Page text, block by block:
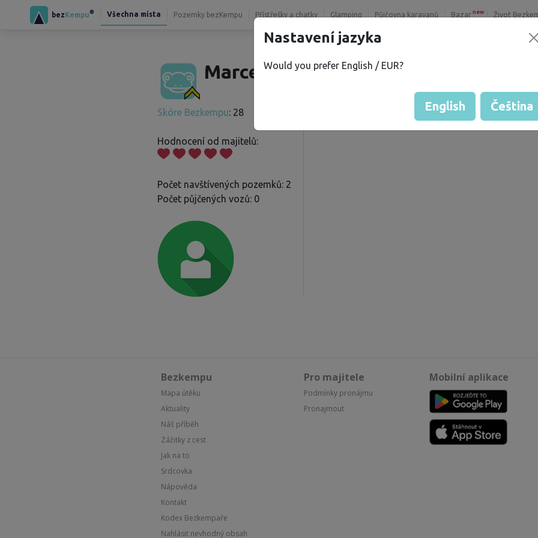
bezKempu® Všechna místa Pozemky bezKempu Přístřešky a chatky Glamping Půjčovna karavanů Bazar new Život
Marcel S.
Skóre Bezkempu: 28
Hodnocení od majitelů:
Počet navštívených pozemků: 2
Počet půjčených vozů: 0
Hodnocení pozemků
Bezkempu
Mapa útěku
Aktuality
Náš příběh
Zážitky z cest
Jak na to
Srdcovka
Nápověda
Kontakt
Kodex Bezkempaře
Nahlásit nevhodný obsah
Pro majitele
Podmínky pronájmu
Pronajmout
Mobilní aplikace
Nastavení jazyka
Would you prefer English / EUR?
English Čeština